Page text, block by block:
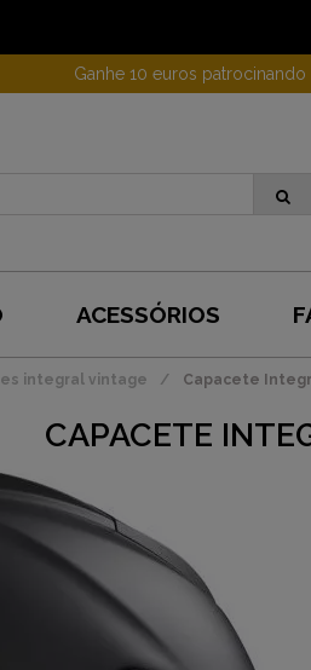
Ganhe 10 euros
ACESSÓRIOS
integral vintage Capacete
CAPACETE